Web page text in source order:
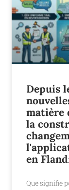
Depuis
matière
la
en
Que signifie